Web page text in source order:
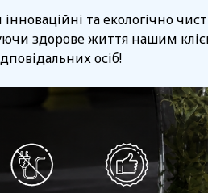
та екологічно
здорове життя нашим
осіб!